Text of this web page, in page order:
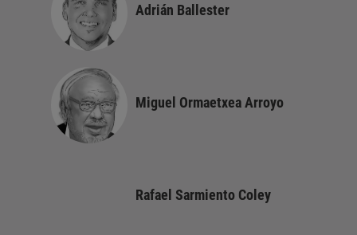
Adrián Ballester
Miguel Ormaetxea Arroyo
Rafael Sarmiento Coley